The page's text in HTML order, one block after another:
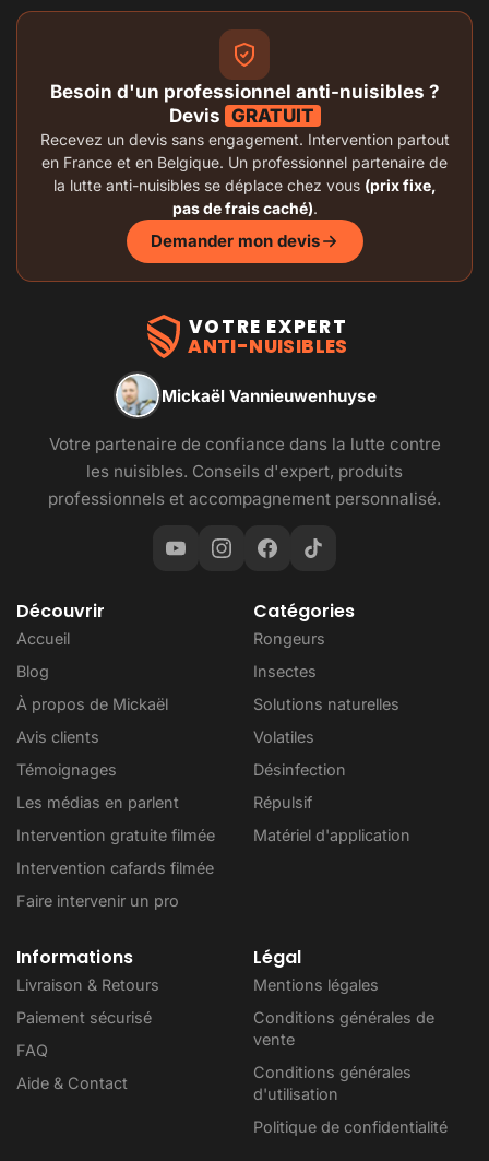
Besoin d'un professionnel anti-nuisibles ?
Devis GRATUIT
Recevez un devis sans engagement. Intervention partout
en France et en Belgique. Un professionnel partenaire de
la lutte anti-nuisibles se déplace chez vous (prix fixe,
pas de frais caché).
Demander mon devis
VOTRE EXPERT
ANTI-NUISIBLES
Mickaël Vannieuwenhuyse
Votre partenaire de confiance dans la lutte contre
les nuisibles. Conseils d'expert, produits
professionnels et accompagnement personnalisé.
Découvrir
Accueil
Blog
À propos de Mickaël
Avis clients
Témoignages
Les médias en parlent
Intervention gratuite filmée
Intervention cafards filmée
Faire intervenir un pro
Catégories
Rongeurs
Insectes
Solutions naturelles
Volatiles
Désinfection
Répulsif
Matériel d'application
Informations
Livraison & Retours
Paiement sécurisé
FAQ
Aide & Contact
Légal
Mentions légales
Conditions générales de
vente
Conditions générales
d'utilisation
Politique de confidentialité